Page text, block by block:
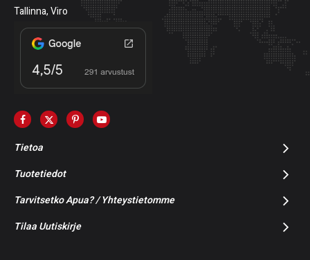
Tallinna, Viro
Tietoa
Tuotetiedot
Tarvitsetko Apua? / Yhteystietomme
Tilaa Uutiskirje